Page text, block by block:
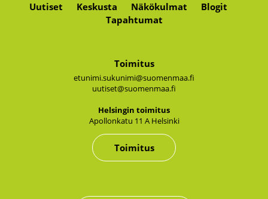
Uutiset Keskusta Näkökulmat
Blogit
Tapahtumat
Toimitus
etunimi.sukunimi@suomenmaa.fi
uutiset@suomenmaa.fi
Hel­sin­gin toi­mi­tus
Apol­lon­ka­tu 11 A Hel­sin­ki
Toimitus